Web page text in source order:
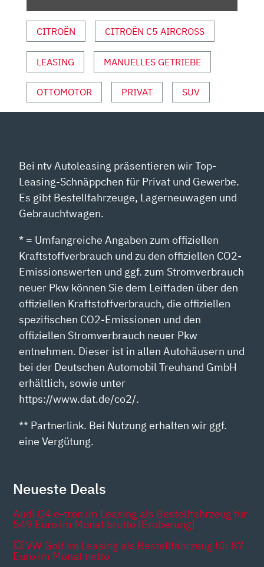
FAHRBERICHT,
TEST“
YOUTUBE
ANZEIGEN
CITROËN CITROËN C5 AIRCROSS
LEASING MANUELLES GETRIEBE
OTTOMOTOR PRIVAT SUV
Bei ntv Autoleasing präsentieren wir Top-
Leasing-Schnäppchen für Privat und Gewerbe.
Es gibt Bestellfahrzeuge, Lagerneuwagen und
Gebrauchtwagen.
* = Umfangreiche Angaben zum offiziellen
Kraftstoffverbrauch und zu den offiziellen CO2-
Emissionswerten und ggf. zum Stromverbrauch
neuer Pkw können Sie dem Leitfaden über den
offiziellen Kraftstoffverbrauch, die offiziellen
spezifischen CO2-Emissionen und den
offiziellen Stromverbrauch neuer Pkw
entnehmen. Dieser ist in allen Autohäusern und
bei der Deutschen Automobil Treuhand GmbH
erhältlich, sowie unter
https://www.dat.de/co2/.
** Partnerlink. Bei Nutzung erhalten wir ggf.
eine Vergütung.
Neueste Deals
Audi Q4 e-tron im Leasing als Bestellfahrzeug für
549 Euro im Monat brutto [Eroberung]
💥 VW Golf im Leasing als Bestellfahrzeug für 87
Euro im Monat netto